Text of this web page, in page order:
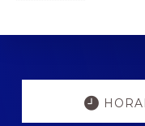
Explore